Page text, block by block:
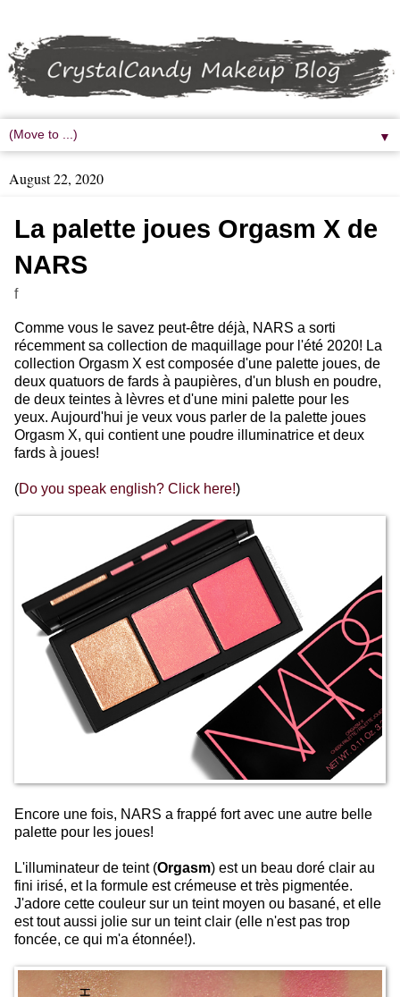
▼
August 22, 2020
La palette joues Orgasm X de
NARS
f
Comme vous le savez peut-être déjà, NARS a sorti
récemment sa collection de maquillage pour l'été 2020! La
collection Orgasm X est composée d'une palette joues, de
deux quatuors de fards à paupières, d'un blush en poudre,
de deux teintes à lèvres et d'une mini palette pour les
yeux. Aujourd'hui je veux vous parler de la palette joues
Orgasm X, qui contient une poudre illuminatrice et deux
fards à joues!
(Do you speak english? Click here!)
Encore une fois, NARS a frappé fort avec une autre belle
palette pour les joues!
L'illuminateur de teint (Orgasm) est un beau doré clair au
fini irisé, et la formule est crémeuse et très pigmentée.
J'adore cette couleur sur un teint moyen ou basané, et elle
est tout aussi jolie sur un teint clair (elle n'est pas trop
foncée, ce qui m'a étonnée!).